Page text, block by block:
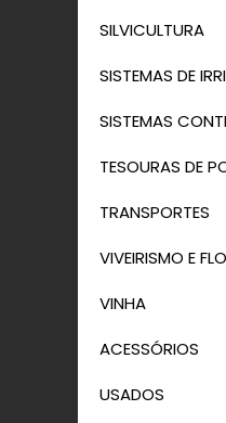
SILVICULTURA
SISTEMAS DE
SISTEMAS
TESOURAS DE
TRANSPORTES
VIVEIRISMO E
VINHA
ACESSÓRIOS
USADOS